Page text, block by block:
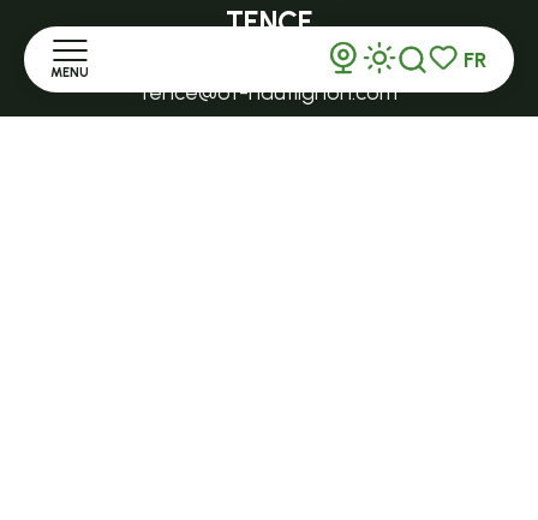
MENU
Voir les
Recherche
FR
TENCE
32 Grande Rue - 43190
tence@ot-hautlignon.com